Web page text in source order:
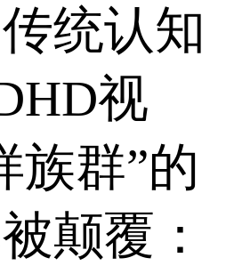
统认知
视
族群”的
颠覆：